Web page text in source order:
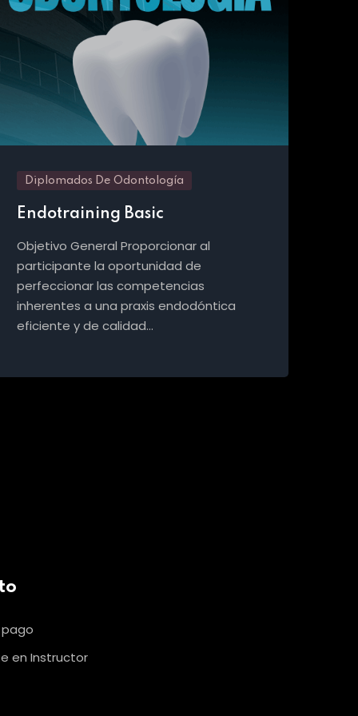
Diplomados De Odontología
Endotraining Basic
Objetivo General Proporcionar al
participante la oportunidad de
perfeccionar las competencias
inherentes a una praxis endodóntica
eficiente y de calidad…
en Instructor